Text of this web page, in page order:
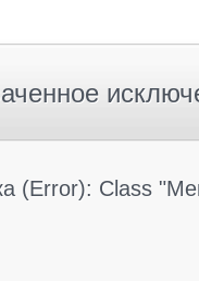
(Error): Class